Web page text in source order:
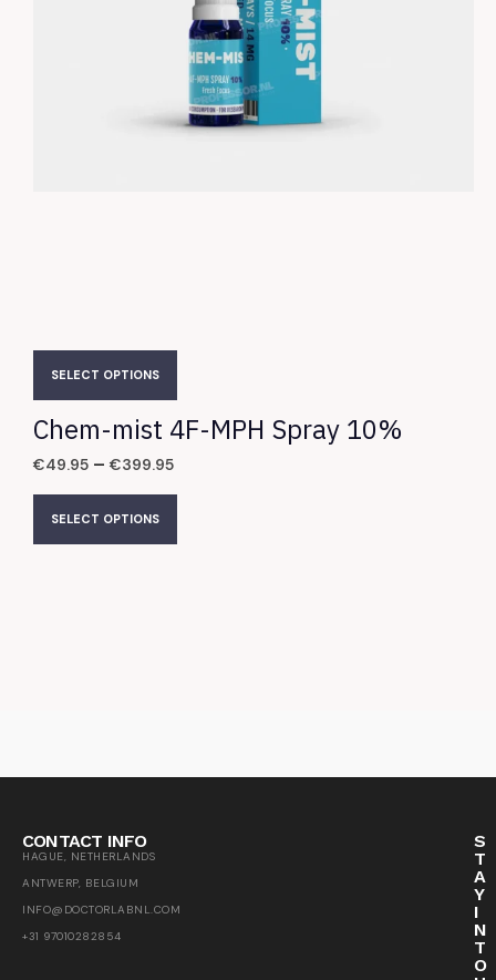
SELECT OPTIONS
Chem-mist 4F-MPH Spray 10%
€49.95 – €399.95
SELECT OPTIONS
CONTACT INFO
HAGUE, NETHERLANDS
ANTWERP, BELGIUM
INFO@DOCTORLABNL.COM
+31 97010282854
S
T
A
Y
I
N
T
O